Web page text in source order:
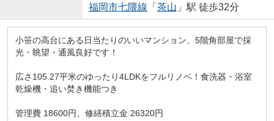
福岡市七隈線 「 茶山 」駅 徒歩32分
小笹の高台にある日当たりのいいマンション、5階角部屋で採
光・眺望・通風良好です！
広さ105.27平米のゆったり4LDKをフルリノベ！食洗器・浴室
乾燥機・追い焚き機能つき
管理費 18600円、修繕積立金 26320円